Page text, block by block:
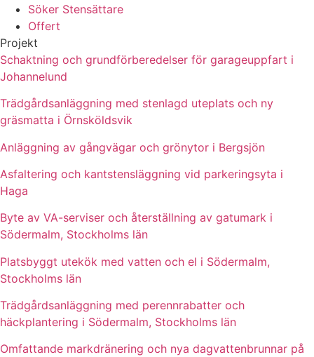
Söker Stensättare
Offert
Projekt
Schaktning och grundförberedelser för garageuppfart i
Johannelund
Trädgårdsanläggning med stenlagd uteplats och ny
gräsmatta i Örnsköldsvik
Anläggning av gångvägar och grönytor i Bergsjön
Asfaltering och kantstensläggning vid parkeringsyta i
Haga
Byte av VA-serviser och återställning av gatumark i
Södermalm, Stockholms län
Platsbyggt utekök med vatten och el i Södermalm,
Stockholms län
Trädgårdsanläggning med perennrabatter och
häckplantering i Södermalm, Stockholms län
Omfattande markdränering och nya dagvattenbrunnar på